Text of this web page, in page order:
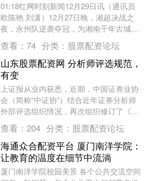
01:18红网时刻新闻12月29日讯（通讯员
欧陈艳 刘潇）12月27日晚，湘超决战之
夜，永州队逆袭夺冠，为湘南千年古城永
州点燃了整座城的热情之火。永州高速当
班....
查看： 74 分类： 股票配资论坛
山东股票配资网 分析师评选规范，
有变
上证报从业内获悉，近期，中国证券业协
会（简称“中证协”）结合近年证券分析师
外部评选组织情况，再次组织修订了《证
券分析师参加外部评选规范》（以下简称
《规范》），目....
查看： 204 分类： 股票配资论坛
海通众合配资平台 厦门南洋学院：
让教育的温度在细节中流淌
厦门南洋学院校园美景 各个公共交流空间